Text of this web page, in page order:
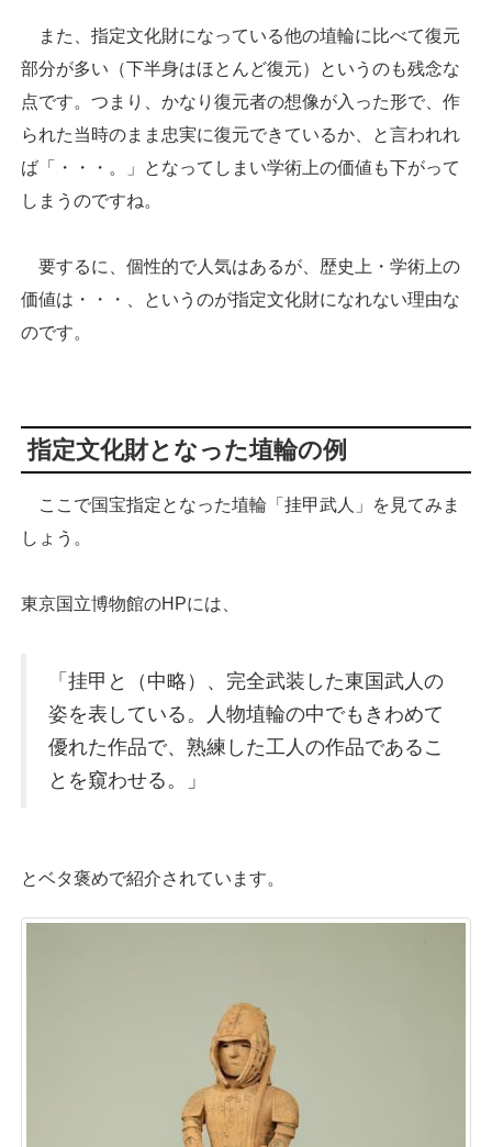
また、指定文化財になっている他の埴輪に比べて復元
部分が多い（下半身はほとんど復元）というのも残念な
点です。つまり、かなり復元者の想像が入った形で、作
られた当時のまま忠実に復元できているか、と言われれ
ば「・・・。」となってしまい学術上の価値も下がって
しまうのですね。
要するに、個性的で人気はあるが、歴史上・学術上の
価値は・・・、というのが指定文化財になれない理由な
のです。
指定文化財となった埴輪の例
ここで国宝指定となった埴輪「挂甲武人」を見てみま
しょう。
東京国立博物館のHPには、
「挂甲と（中略）、完全武装した東国武人の
姿を表している。人物埴輪の中でもきわめて
優れた作品で、熟練した工人の作品であるこ
とを窺わせる。」
とベタ褒めで紹介されています。